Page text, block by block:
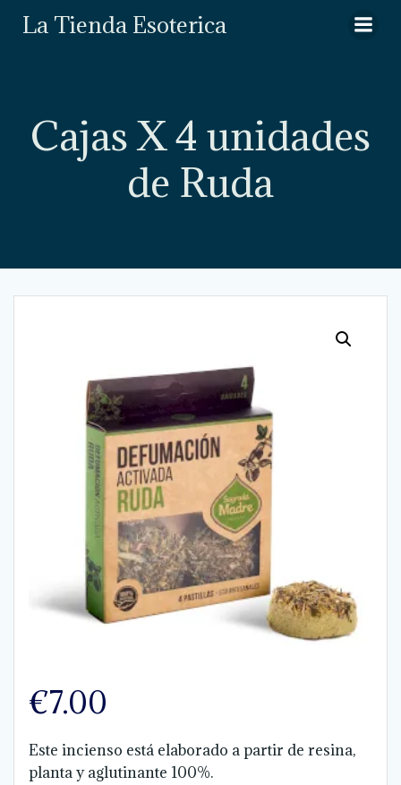
La Tienda Esoterica
Cajas X 4 unidades
de Ruda
€7.00
Este incienso está elaborado a partir de resina,
planta y aglutinante 100%.